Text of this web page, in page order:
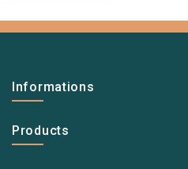
Informations
Products